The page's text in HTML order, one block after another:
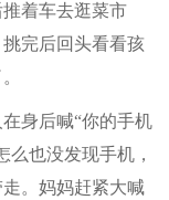
着车去逛菜市
完后回头看看孩
身后喊“你的手机
么也没发现手机，
。妈妈赶紧大喊